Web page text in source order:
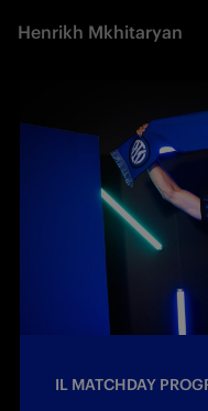
Henrikh Mkhitaryan
IL MATCHDAY